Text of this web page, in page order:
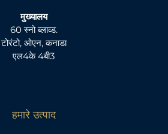
मुख्यालय
60 स्नो ब्लाव्ड.
टोरंटो, ओएन, कनाडा
एल4के 4बी3
हमारे उत्पाद